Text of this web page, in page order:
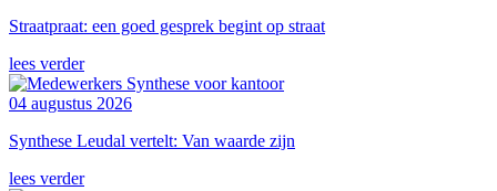
Straatpraat: een goed gesprek begint op straat
lees verder
04 augustus 2026
Synthese Leudal vertelt: Van waarde zijn
lees verder